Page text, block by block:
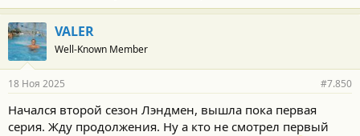
VALER
Well-Known Member
18 Ноя 2025 #7.850
Начался второй сезон Лэндмен, вышла пока первая
серия. Жду продолжения. Ну а кто не смотрел первый